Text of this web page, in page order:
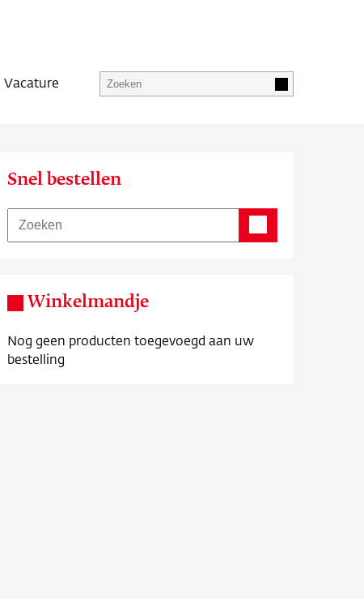
Vacature
Snel bestellen
Winkelmandje
Nog geen producten toegevoegd aan uw
bestelling